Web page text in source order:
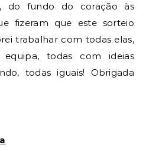
do fundo do coração às
fizeram que este sorteio
trabalhar com todas elas,
todas com ideias
todas iguais! Obrigada